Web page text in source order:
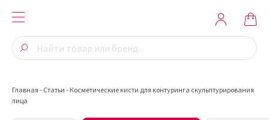
Главная - Статьи - Косметические кисти для контуринга скульптурирования
лица